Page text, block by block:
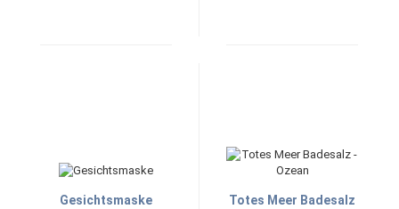
Gesichtsmaske
Totes Meer Badesalz